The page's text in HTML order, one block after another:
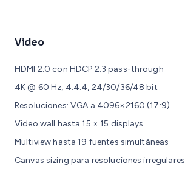
Video
HDMI 2.0 con HDCP 2.3 pass-through
4K @ 60 Hz, 4:4:4, 24/30/36/48 bit
Resoluciones: VGA a 4096×2160 (17:9)
Video wall hasta 15 × 15 displays
Multiview hasta 19 fuentes simultáneas
Canvas sizing para resoluciones irregulares